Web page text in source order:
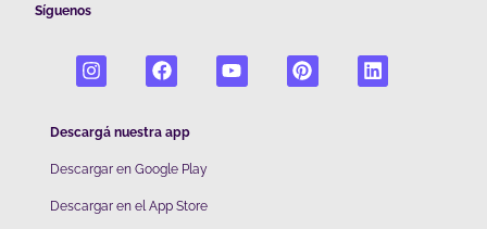
Síguenos
Descargá nuestra app
Descargar en Google Play
Descargar en el App Store